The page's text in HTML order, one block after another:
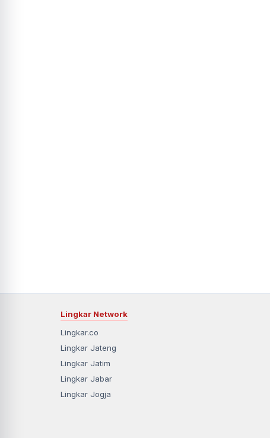
Lingkar Network
Lingkar.co
Lingkar Jateng
Lingkar Jatim
Lingkar Jabar
Lingkar Jogja